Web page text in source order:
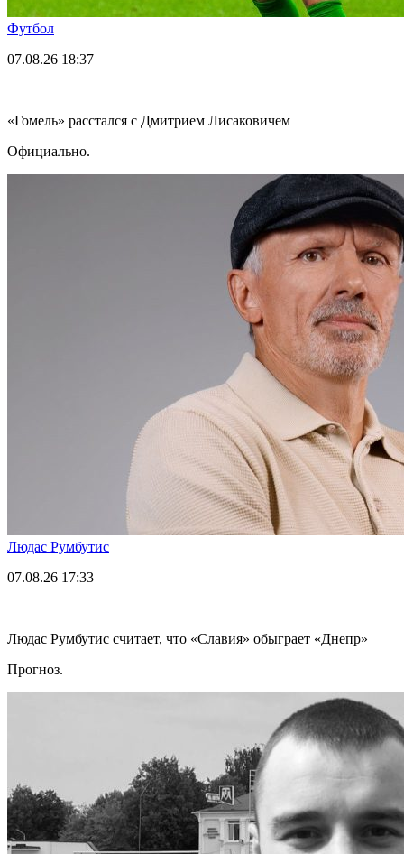
Футбол
07.08.26 18:37
«Гомель» расстался с Дмитрием Лисаковичем
Официально.
Людас Румбутис
07.08.26 17:33
Людас Румбутис считает, что «Славия» обыграет «Днепр»
Прогноз.